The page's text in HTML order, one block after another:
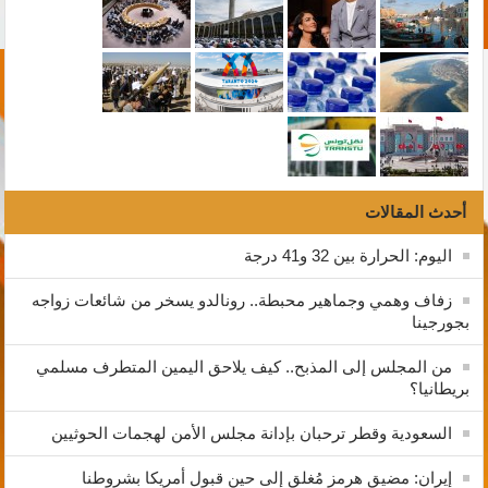
أحدث المقالات
اليوم: الحرارة بين 32 و41 درجة
زفاف وهمي وجماهير محبطة.. رونالدو يسخر من شائعات زواجه
بجورجينا
من المجلس إلى المذبح.. كيف يلاحق اليمين المتطرف مسلمي
بريطانيا؟
السعودية وقطر ترحبان بإدانة مجلس الأمن لهجمات الحوثيين
إيران: مضيق هرمز مُغلق إلى حين قبول أمريكا بشروطنا